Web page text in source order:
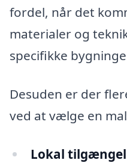
fordel, når det
materialer og
specifikke
Desuden er der
ved at vælge en
Lokal